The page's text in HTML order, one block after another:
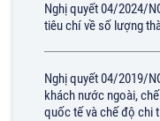
Nghị quyết 04/2024/
tiêu chí về số lượng
Nghị quyết 04/2019/
khách nước ngoài,
quốc tế và chế độ chi